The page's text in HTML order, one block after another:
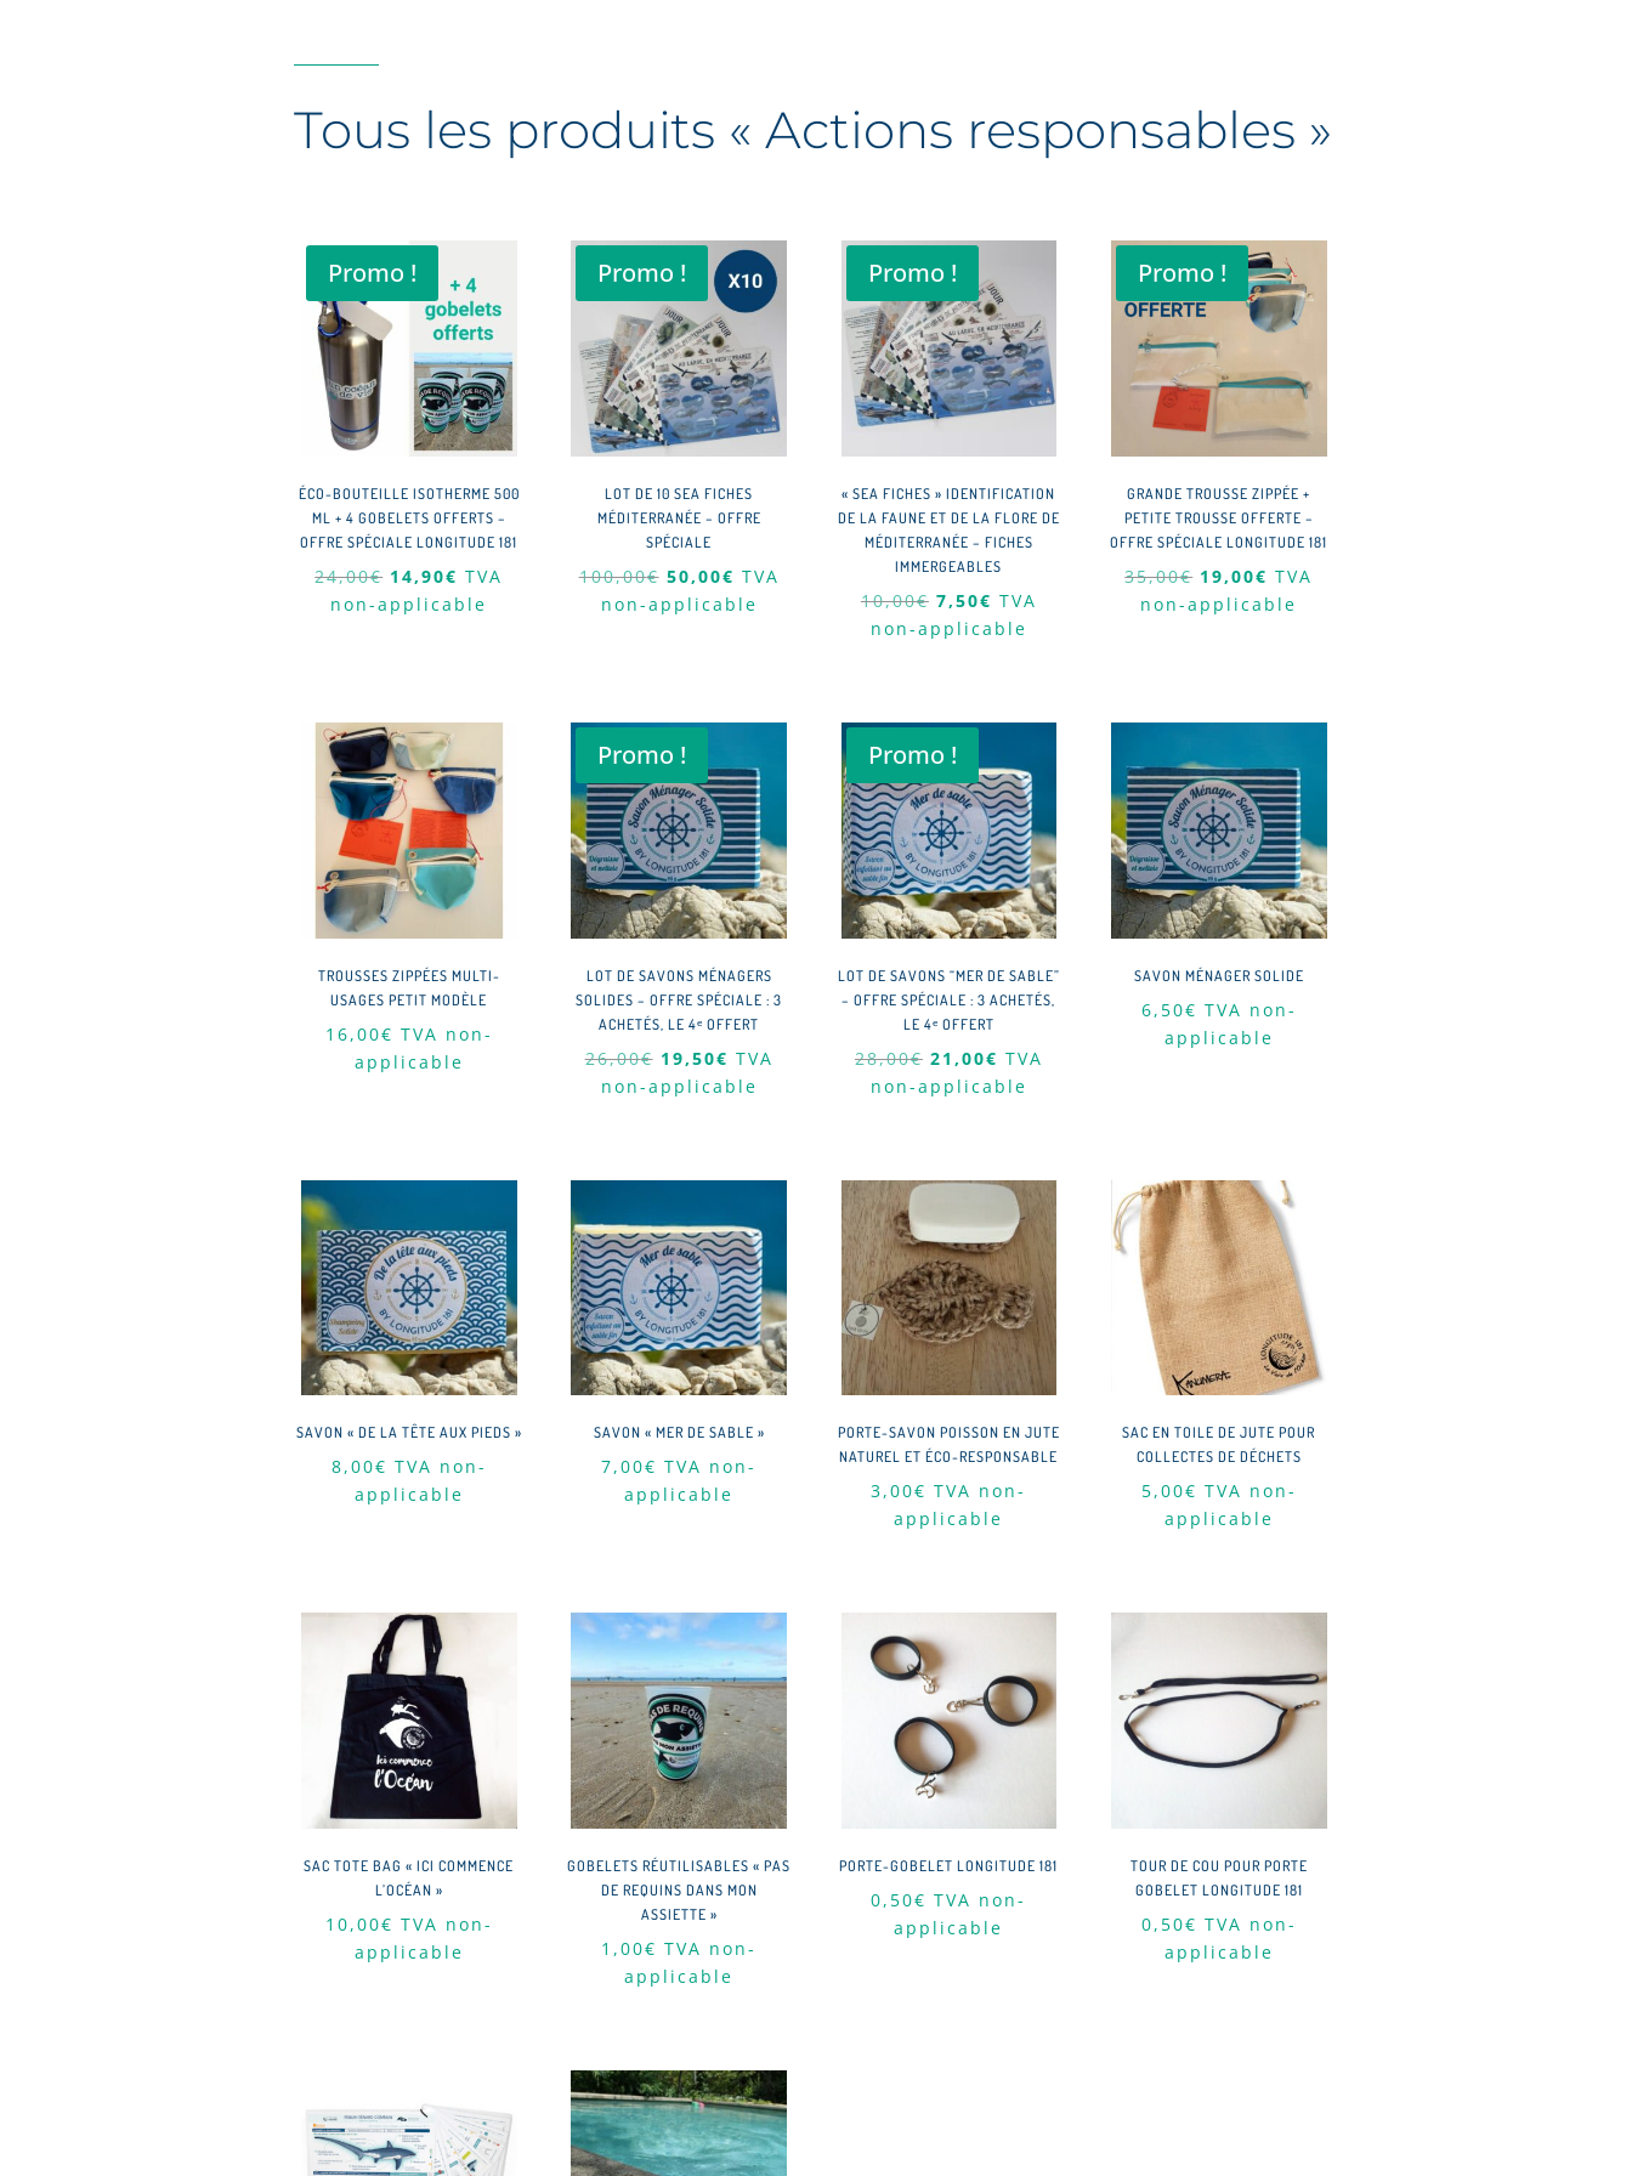
Tous les produits « Actions responsables »
Promo !
ÉCO-BOUTEILLE ISOTHERME 500
ML + 4 GOBELETS OFFERTS –
OFFRE SPÉCIALE LONGITUDE 181
24,00€ Le
prix
14,90€ Le
prix
TVA
non-applicable
Promo !
LOT DE 10 SEA FICHES
MÉDITERRANÉE – OFFRE
SPÉCIALE
100,00€ Le
prix
50,00€ Le
prix
TVA
non-applicable
Promo !
« SEA FICHES » IDENTIFICATION
DE LA FAUNE ET DE LA FLORE DE
MÉDITERRANÉE – FICHES
IMMERGEABLES
10,00€ Le
prix
7,50€ Le
prix
TVA
non-applicable
Promo !
GRANDE TROUSSE ZIPPÉE +
PETITE TROUSSE OFFERTE –
OFFRE SPÉCIALE LONGITUDE 181
35,00€ Le
prix
19,00€ Le
prix
TVA
non-applicable
TROUSSES ZIPPÉES MULTI-
USAGES PETIT MODÈLE
16,00€ TVA non-
applicable
Promo !
LOT DE SAVONS MÉNAGERS
SOLIDES – OFFRE SPÉCIALE : 3
ACHETÉS, LE 4ᵉ OFFERT
26,00€ Le
prix
19,50€ Le
prix
TVA
non-applicable
Promo !
LOT DE SAVONS “MER DE SABLE”
– OFFRE SPÉCIALE : 3 ACHETÉS,
LE 4ᵉ OFFERT
28,00€ Le
prix
21,00€ Le
prix
TVA
non-applicable
SAVON MÉNAGER SOLIDE
6,50€ TVA non-
applicable
SAVON « DE LA TÊTE AUX PIEDS »
8,00€ TVA non-
applicable
SAVON « MER DE SABLE »
7,00€ TVA non-
applicable
PORTE-SAVON POISSON EN JUTE
NATUREL ET ÉCO-RESPONSABLE
3,00€ TVA non-
applicable
SAC EN TOILE DE JUTE POUR
COLLECTES DE DÉCHETS
5,00€ TVA non-
applicable
SAC TOTE BAG « ICI COMMENCE
L’OCÉAN »
10,00€ TVA non-
applicable
GOBELETS RÉUTILISABLES « PAS
DE REQUINS DANS MON
ASSIETTE »
1,00€ TVA non-
applicable
PORTE-GOBELET LONGITUDE 181
0,50€ TVA non-
applicable
TOUR DE COU POUR PORTE
GOBELET LONGITUDE 181
0,50€ TVA non-
applicable